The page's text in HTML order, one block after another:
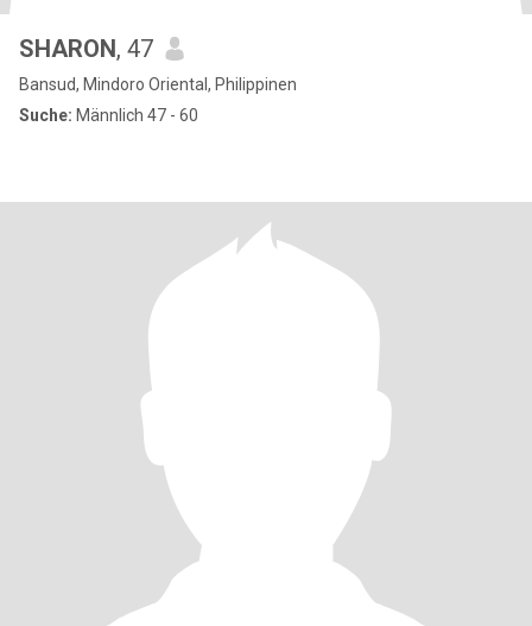
SHARON, 47
Bansud, Mindoro Oriental, Philippinen
Suche: Männlich 47 - 60